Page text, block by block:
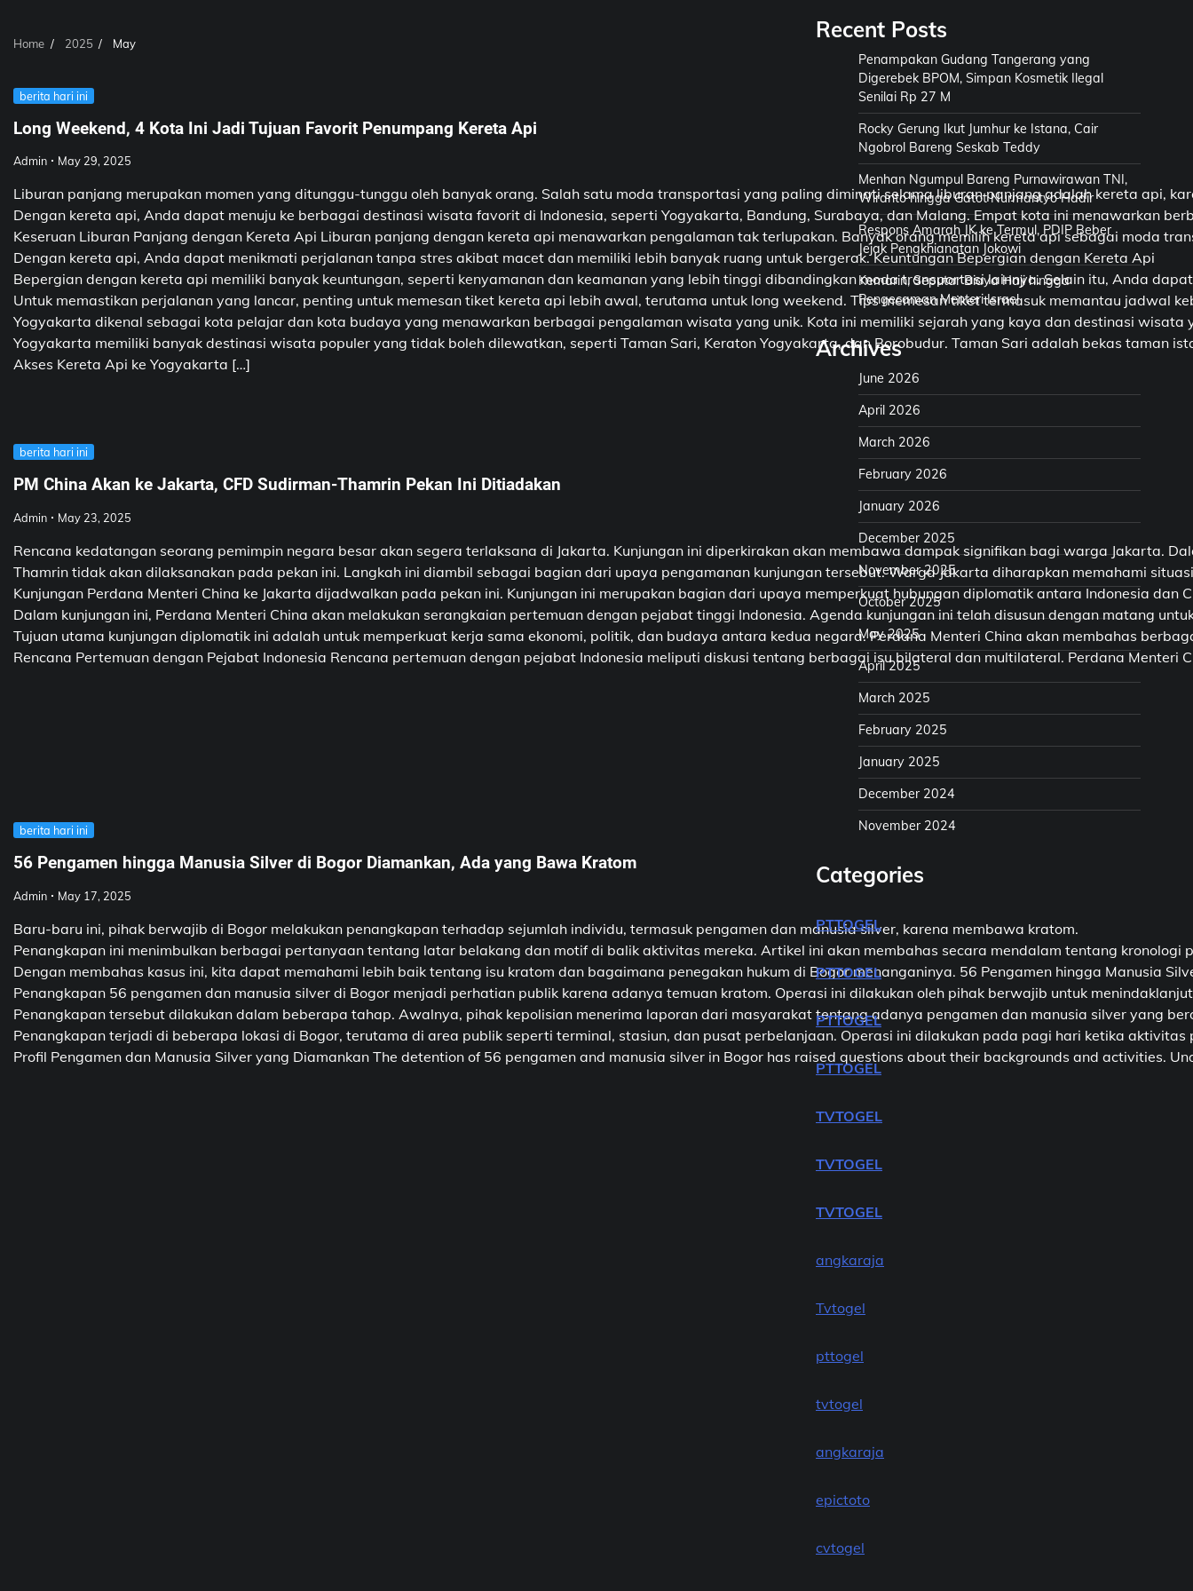
Home 2025 May
berita hari ini
Long Weekend, 4 Kota Ini Jadi Tujuan Favorit Penumpang Kereta Api
Admin May 29, 2025
Liburan panjang merupakan momen yang ditunggu-tunggu oleh banyak orang. Salah satu moda transportasi yang paling diminati selama liburan panjang adalah kereta api,
Dengan kereta api, Anda dapat menuju ke berbagai destinasi wisata favorit di Indonesia, seperti Yogyakarta, Bandung, Surabaya, dan Malang. Empat kota ini
Keseruan Liburan Panjang dengan Kereta Api Liburan panjang dengan kereta api menawarkan pengalaman tak terlupakan. Banyak orang memilih kereta api sebagai moda
Dengan kereta api, Anda dapat menikmati perjalanan tanpa stres akibat macet dan memiliki lebih banyak ruang untuk bergerak. Keuntungan Bepergian dengan Kereta Api
Bepergian dengan kereta api memiliki banyak keuntungan, seperti kenyamanan dan keamanan yang lebih tinggi dibandingkan moda transportasi lainnya. Selain itu, Anda
Untuk memastikan perjalanan yang lancar, penting untuk memesan tiket kereta api lebih awal, terutama untuk long weekend. Tips memesan tiket termasuk memantau jadwal
Yogyakarta dikenal sebagai kota pelajar dan kota budaya yang menawarkan berbagai pengalaman wisata yang unik. Kota ini memiliki sejarah yang kaya dan destinasi
Yogyakarta memiliki banyak destinasi wisata populer yang tidak boleh dilewatkan, seperti Taman Sari, Keraton Yogyakarta, dan Borobudur. Taman Sari adalah bekas
Akses Kereta Api ke Yogyakarta […]
berita hari ini
PM China Akan ke Jakarta, CFD Sudirman-Thamrin Pekan Ini Ditiadakan
Admin May 23, 2025
Rencana kedatangan seorang pemimpin negara besar akan segera terlaksana di Jakarta. Kunjungan ini diperkirakan akan membawa dampak signifikan bagi warga Jakarta.
Thamrin tidak akan dilaksanakan pada pekan ini. Langkah ini diambil sebagai bagian dari upaya pengamanan kunjungan tersebut. Warga Jakarta diharapkan memahami
Kunjungan Perdana Menteri China ke Jakarta dijadwalkan pada pekan ini. Kunjungan ini merupakan bagian dari upaya memperkuat hubungan diplomatik antara Indonesia dan
Dalam kunjungan ini, Perdana Menteri China akan melakukan serangkaian pertemuan dengan pejabat tinggi Indonesia. Agenda kunjungan ini telah disusun dengan matang
Tujuan utama kunjungan diplomatik ini adalah untuk memperkuat kerja sama ekonomi, politik, dan budaya antara kedua negara. Perdana Menteri China akan membahas
Rencana Pertemuan dengan Pejabat Indonesia Rencana pertemuan dengan pejabat Indonesia meliputi diskusi tentang berbagai isu bilateral dan multilateral. Perdana
berita hari ini
56 Pengamen hingga Manusia Silver di Bogor Diamankan, Ada yang Bawa Kratom
Admin May 17, 2025
Baru-baru ini, pihak berwajib di Bogor melakukan penangkapan terhadap sejumlah individu, termasuk pengamen dan manusia silver, karena membawa kratom.
Penangkapan ini menimbulkan berbagai pertanyaan tentang latar belakang dan motif di balik aktivitas mereka. Artikel ini akan membahas secara mendalam tentang
Dengan membahas kasus ini, kita dapat memahami lebih baik tentang isu kratom dan bagaimana penegakan hukum di Bogor menanganinya. 56 Pengamen hingga Manusia
Penangkapan 56 pengamen dan manusia silver di Bogor menjadi perhatian publik karena adanya temuan kratom. Operasi ini dilakukan oleh pihak berwajib untuk
Penangkapan tersebut dilakukan dalam beberapa tahap. Awalnya, pihak kepolisian menerima laporan dari masyarakat tentang adanya pengamen dan manusia silver yang
Penangkapan terjadi di beberapa lokasi di Bogor, terutama di area publik seperti terminal, stasiun, dan pusat perbelanjaan. Operasi ini dilakukan pada pagi hari ketika
Profil Pengamen dan Manusia Silver yang Diamankan The detention of 56 pengamen and manusia silver in Bogor has raised questions about their backgrounds and
Recent Posts
Penampakan Gudang Tangerang yang
Digerebek BPOM, Simpan Kosmetik Ilegal
Senilai Rp 27 M
Rocky Gerung Ikut Jumhur ke Istana, Cair
Ngobrol Bareng Seskab Teddy
Menhan Ngumpul Bareng Purnawirawan TNI,
Wiranto hingga Gatot Nurmantyo Hadir
Respons Amarah JK ke Termul, PDIP Beber
Jejak Pengkhianatan Jokowi
Kemarin, Seputar Biaya Haji hingga
Pengecaman Menteri Israel
Archives
June 2026
April 2026
March 2026
February 2026
January 2026
December 2025
November 2025
October 2025
May 2025
April 2025
March 2025
February 2025
January 2025
December 2024
November 2024
Categories
PTTOGEL
PTTOGEL
PTTOGEL
PTTOGEL
TVTOGEL
TVTOGEL
TVTOGEL
angkaraja
Tvtogel
pttogel
tvtogel
angkaraja
epictoto
cvtogel